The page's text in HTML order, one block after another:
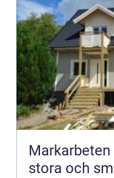
stora och